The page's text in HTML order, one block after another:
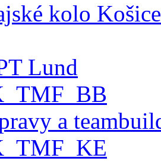
kolo Košice
Lund
a